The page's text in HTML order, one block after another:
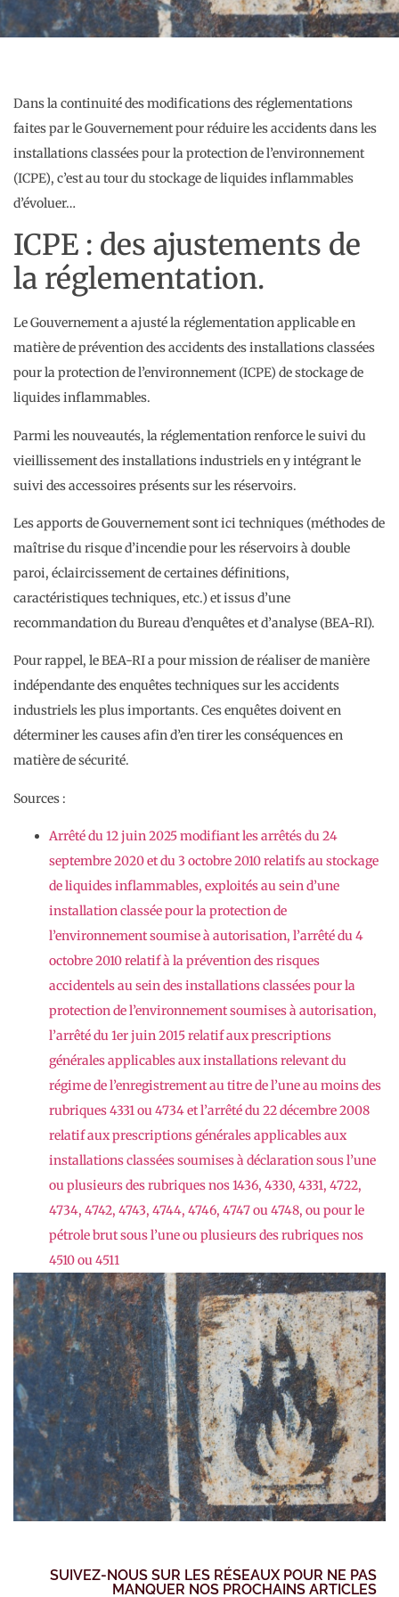
Dans la continuité des modifications des réglementations
faites par le Gouvernement pour réduire les accidents dans les
installations classées pour la protection de l’environnement
(ICPE), c’est au tour du stockage de liquides inflammables
d’évoluer…
ICPE : des ajustements de
la réglementation.
Le Gouvernement a ajusté la réglementation applicable en
matière de prévention des accidents des installations classées
pour la protection de l’environnement (ICPE) de stockage de
liquides inflammables.
Parmi les nouveautés, la réglementation renforce le suivi du
vieillissement des installations industriels en y intégrant le
suivi des accessoires présents sur les réservoirs.
Les apports de Gouvernement sont ici techniques (méthodes de
maîtrise du risque d’incendie pour les réservoirs à double
paroi, éclaircissement de certaines définitions,
caractéristiques techniques, etc.) et issus d’une
recommandation du Bureau d’enquêtes et d’analyse (BEA-RI).
Pour rappel, le BEA-RI a pour mission de réaliser de manière
indépendante des enquêtes techniques sur les accidents
industriels les plus importants. Ces enquêtes doivent en
déterminer les causes afin d’en tirer les conséquences en
matière de sécurité.
Sources :
Arrêté du 12 juin 2025 modifiant les arrêtés du 24
septembre 2020 et du 3 octobre 2010 relatifs au stockage
de liquides inflammables, exploités au sein d’une
installation classée pour la protection de
l’environnement soumise à autorisation, l’arrêté du 4
octobre 2010 relatif à la prévention des risques
accidentels au sein des installations classées pour la
protection de l’environnement soumises à autorisation,
l’arrêté du 1er juin 2015 relatif aux prescriptions
générales applicables aux installations relevant du
régime de l’enregistrement au titre de l’une au moins des
rubriques 4331 ou 4734 et l’arrêté du 22 décembre 2008
relatif aux prescriptions générales applicables aux
installations classées soumises à déclaration sous l’une
ou plusieurs des rubriques nos 1436, 4330, 4331, 4722,
4734, 4742, 4743, 4744, 4746, 4747 ou 4748, ou pour le
pétrole brut sous l’une ou plusieurs des rubriques nos
4510 ou 4511
SUIVEZ-NOUS SUR LES RÉSEAUX POUR NE PAS
MANQUER NOS PROCHAINS ARTICLES